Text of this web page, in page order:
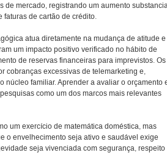
mercado, registrando um aumento
de cartão de crédito.
atua diretamente na mudança de atitude e
um impacto positivo verificado no hábito de
de reservas financeiras para imprevistos. Os
cobranças excessivas de telemarketing e,
familiar. Aprender a avaliar o orçamento
como um dos marcos mais relevantes
um exercício de matemática doméstica, mas
o envelhecimento seja ativo e saudável exige
seja vivenciada com segurança, respeito